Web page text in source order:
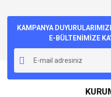
kullanarak tarafımıza
Görüş ve önerileriniz için
Ürün resmi kalitesiz, bozuk
Ürün açıklamasında eksik
Ürün bilgilerinde hatalar
Ürün fiyatı diğer sitelerden
KAMPANYA
E-BÜLTENİMİZE